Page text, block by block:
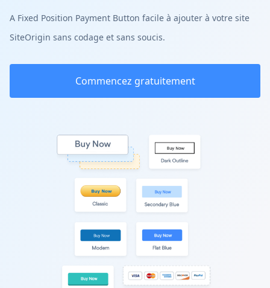
A Fixed Position Payment Button facile à ajouter à votre site
SiteOrigin sans codage et sans soucis.
Commencez gratuitement